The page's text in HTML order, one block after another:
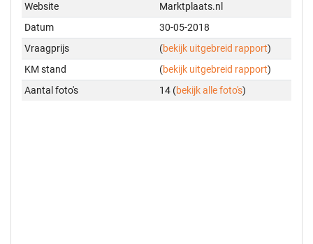
Website
Marktplaats.nl
Datum
30-05-2018
Vraagprijs
(bekijk uitgebreid rapport)
KM stand
(bekijk uitgebreid rapport)
Aantal foto's
14 (bekijk alle foto's)